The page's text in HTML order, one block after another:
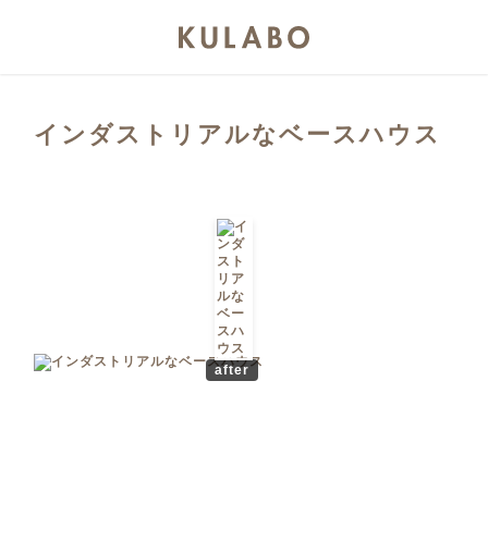
インダストリアルなベースハウス
after